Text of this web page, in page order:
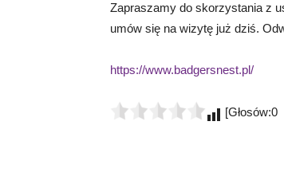
Zapraszamy do skorzystania z
umów się na wizytę już dziś.
https://www.badgersnest.pl/